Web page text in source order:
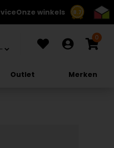
8.7
Onze winkels
0
Outlet Merken